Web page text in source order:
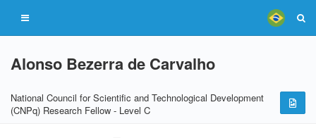
Alonso Bezerra de Carvalho
National Council for Scientific and Technological Development
(CNPq) Research Fellow - Level C